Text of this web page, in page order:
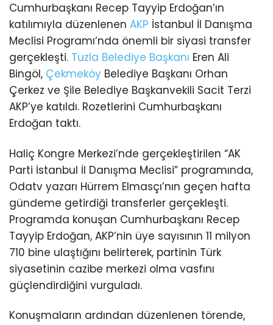
Cumhurbaşkanı Recep Tayyip Erdoğan’ın
katılımıyla düzenlenen AKP İstanbul İl Danışma
Meclisi Programı’nda önemli bir siyasi transfer
gerçekleşti. Tuzla Belediye Başkanı Eren Ali
Bingöl, Çekmeköy Belediye Başkanı Orhan
Çerkez ve Şile Belediye Başkanvekili Sacit Terzi
AKP’ye katıldı. Rozetlerini Cumhurbaşkanı
Erdoğan taktı.
Haliç Kongre Merkezi’nde gerçekleştirilen “AK
Parti İstanbul İl Danışma Meclisi” programında,
Odatv yazarı Hürrem Elmasçı’nın geçen hafta
gündeme getirdiği transferler gerçekleşti.
Programda konuşan Cumhurbaşkanı Recep
Tayyip Erdoğan, AKP’nin üye sayısının 11 milyon
710 bine ulaştığını belirterek, partinin Türk
siyasetinin cazibe merkezi olma vasfını
güçlendirdiğini vurguladı.
Konuşmaların ardından düzenlenen törende,